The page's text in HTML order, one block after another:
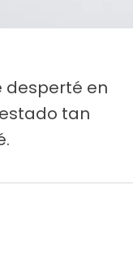
desperté en
tan